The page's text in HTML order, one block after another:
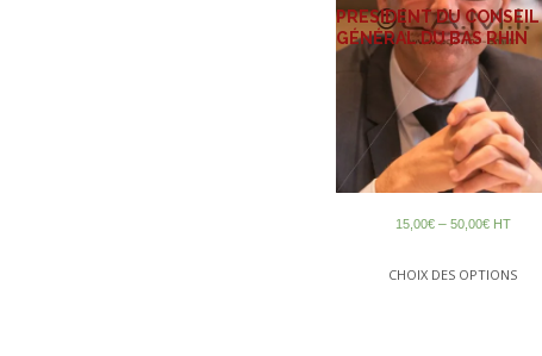
PRESIDENT DU CONSEIL
GÉNÉRAL DU BAS RHIN
15,00€– 50,00€ HT
CHOIX DES OPTIONS